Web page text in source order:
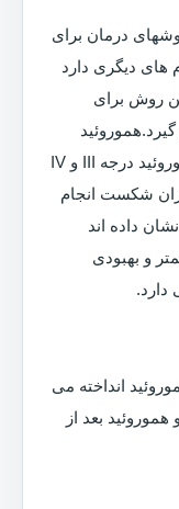
درمان برای
های دیگری دارد
روش برای
کتومی استاپلر،عمدتا در بیماران مبتلا به هموروئید درجه III و IV
شکست انجام
داده اند
و بهبودی
انداخته می
بعد از